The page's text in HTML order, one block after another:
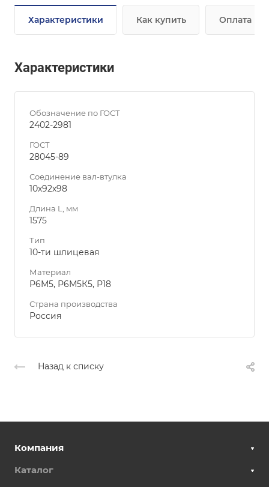
Характеристики Как купить Оплата
Характеристики
Обозначение по ГОСТ
2402-2981
ГОСТ
28045-89
Соединение вал-втулка
10х92х98
Длина L, мм
1575
Тип
10-ти шлицевая
Материал
Р6М5, Р6М5К5, Р18
Страна производства
Россия
Назад к списку
Компания
Каталог